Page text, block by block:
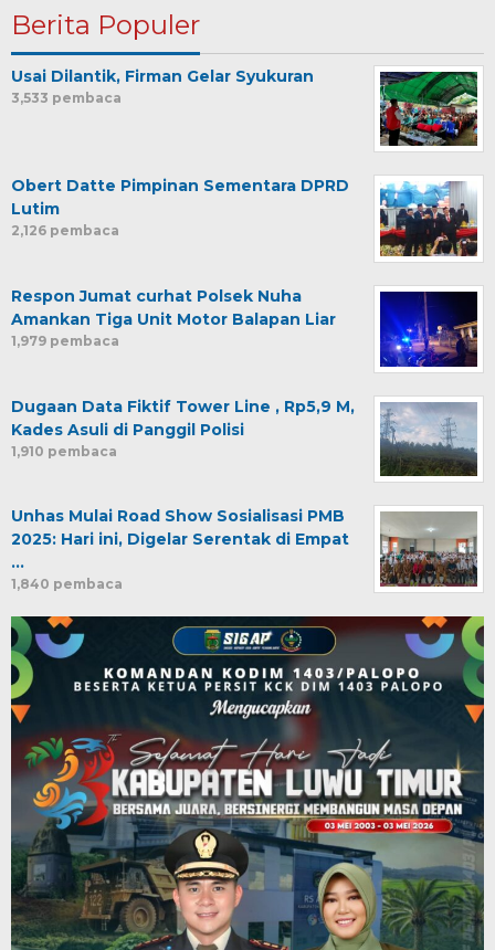
Berita Populer
Usai Dilantik, Firman Gelar Syukuran
3,533 pembaca
Obert Datte Pimpinan Sementara DPRD
Lutim
2,126 pembaca
Respon Jumat curhat Polsek Nuha
Amankan Tiga Unit Motor Balapan Liar
1,979 pembaca
Dugaan Data Fiktif Tower Line , Rp5,9 M,
Kades Asuli di Panggil Polisi
1,910 pembaca
Unhas Mulai Road Show Sosialisasi PMB
2025: Hari ini, Digelar Serentak di Empat
…
1,840 pembaca